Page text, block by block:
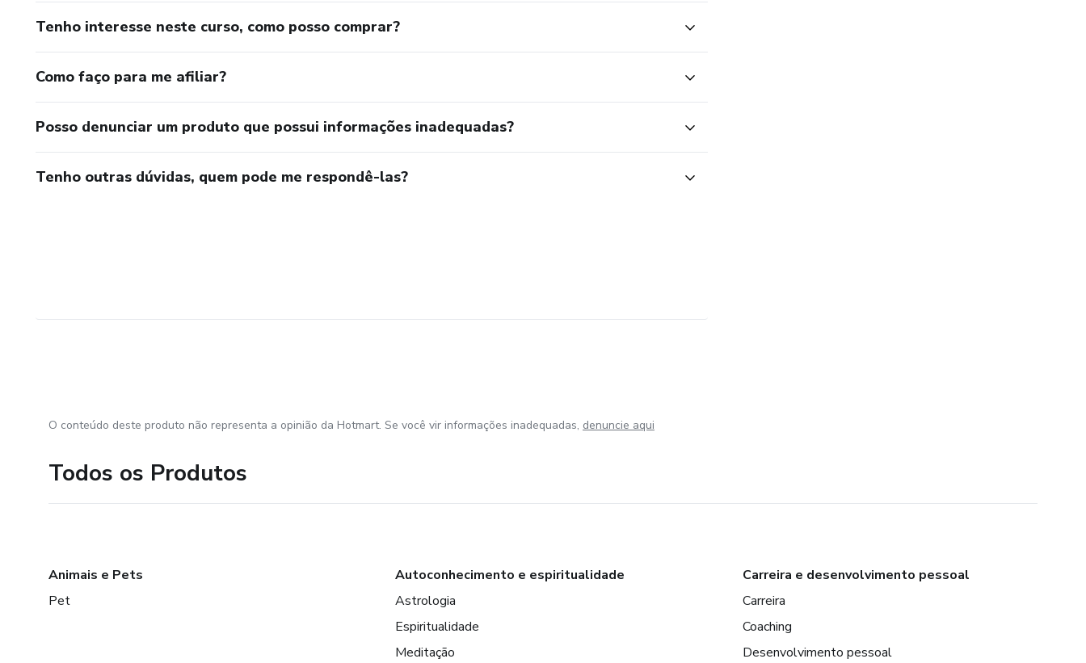
Tenho interesse neste curso, como posso comprar?
Como faço para me afiliar?
Posso denunciar um produto que possui informações inadequadas?
Tenho outras dúvidas, quem pode me respondê-las?
O conteúdo deste produto não representa a opinião da Hotmart. Se você vir informações inadequadas, denuncie aqui
Todos os Produtos
Animais e Pets
Pet
Autoconhecimento e espiritualidade
Astrologia
Espiritualidade
Meditação
Carreira e desenvolvimento pessoal
Carreira
Coaching
Desenvolvimento pessoal